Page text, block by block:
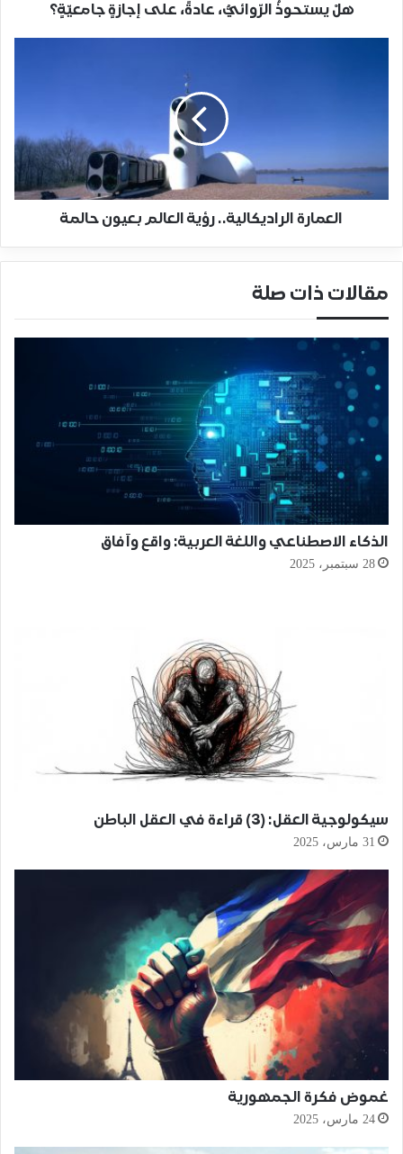
هلْ يستحوذُ الرّوائيُّ، عادةً، على إجازةٍ جامعيّةٍ؟
العمارة الراديكالية.. رؤية العالم بعيون حالمة
مقالات ذات صلة
الذكاء الاصطناعي واللغة العربية: واقع وآفاق
28 سبتمبر، 2025
سيكولوجية العقل: (3) قراءة في العقل الباطن
31 مارس، 2025
غموض فكرة الجمهورية
24 مارس، 2025